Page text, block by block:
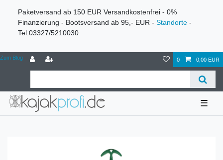
Paketversand ab 150 EUR Versandkostenfrei - 0%
Finanzierung - Bootsversand ab 95,- EUR - Standorte -
Tel.03327/5210030
Zum Blog 0 0,00 EUR
☰